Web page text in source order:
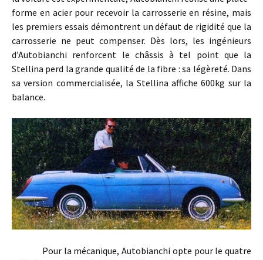
forme en acier pour recevoir la carrosserie en résine, mais
les premiers essais démontrent un défaut de rigidité que la
carrosserie ne peut compenser. Dès lors, les ingénieurs
d’Autobianchi renforcent le châssis à tel point que la
Stellina perd la grande qualité de la fibre : sa légèreté. Dans
sa version commercialisée, la Stellina affiche 600kg sur la
balance.
Pour la mécanique, Autobianchi opte pour le quatre